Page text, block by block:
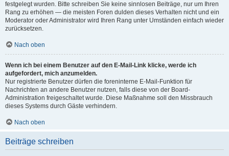
festgelegt wurden. Bitte schreiben Sie keine sinnlosen Beiträge, nur um Ihren
Rang zu erhöhen — die meisten Foren dulden dieses Verhalten nicht und ein
Moderator oder Administrator wird Ihren Rang unter Umständen einfach wieder
zurücksetzen.
Nach oben
Wenn ich bei einem Benutzer auf den E-Mail-Link klicke, werde ich
aufgefordert, mich anzumelden.
Nur registrierte Benutzer dürfen die foreninterne E-Mail-Funktion für
Nachrichten an andere Benutzer nutzen, falls diese von der Board-
Administration freigeschaltet wurde. Diese Maßnahme soll den Missbrauch
dieses Systems durch Gäste verhindern.
Nach oben
Beiträge schreiben